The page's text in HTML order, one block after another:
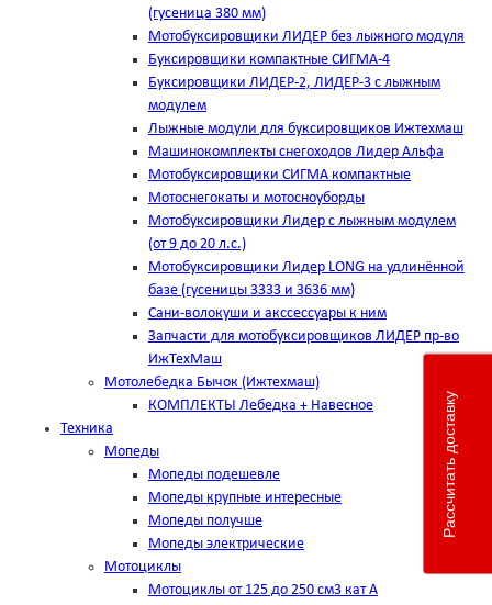
(гусеница 380 мм)
Мотобуксировщики ЛИДЕР без лыжного модуля
Буксировщики компактные СИГМА-4
Буксировщики ЛИДЕР-2, ЛИДЕР-3 c лыжным
модулем
Лыжные модули для буксировщиков Ижтехмаш
Машинокомплекты снегоходов Лидер Альфа
Мотобуксировщики СИГМА компактные
Мотоснегокаты и мотосноуборды
Мотобуксировщики Лидер с лыжным модулем
(от 9 до 20 л.с.)
Мотобуксировщики Лидер LONG на удлинённой
базе (гусеницы 3333 и 3636 мм)
Сани-волокуши и акссессуары к ним
Запчасти для мотобуксировщиков ЛИДЕР пр-во
ИжТехМаш
Мотолебедка Бычок (Ижтехмаш)
КОМПЛЕКТЫ Лебедка + Навесное
Техника
Мопеды
Мопеды подешевле
Мопеды крупные интересные
Мопеды получше
Мопеды электрические
Мотоциклы
Мотоциклы от 125 до 250 см3 кат А
Рассчитать доставку